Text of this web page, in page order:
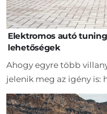
Elektromos autó
lehetőségek
Ahogy egyre több
jelenik meg az igény is: